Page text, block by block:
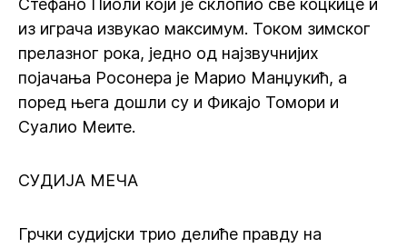
Стефано Пиоли који је склопио све коцкице и
из играча извукао максимум. Током зимског
прелазног рока, једно од најзвучнијих
појачања Росонера је Марио Манџукић, а
поред њега дошли су и Фикајо Томори и
Суалио Меите.
СУДИЈА МЕЧА
Грчки судијски трио делиће правду на